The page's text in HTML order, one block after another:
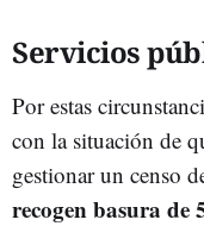
Servicios
Por estas
con la situación de
gestionar un censo
recogen basura de